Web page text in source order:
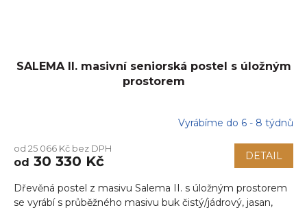
SALEMA II. masivní seniorská postel s úložným
prostorem
Vyrábíme do 6 - 8 týdnů
od 25 066 Kč bez DPH
od 30 330 Kč DETAIL
Dřevěná postel z masivu Salema II. s úložným prostorem
se vyrábí s průběžného masivu buk čistý/jádrový, jasan,